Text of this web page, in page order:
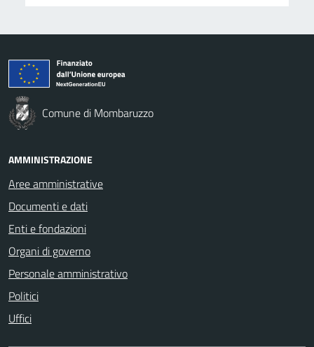
Comune di Mombaruzzo
AMMINISTRAZIONE
Aree amministrative
Documenti e dati
Enti e fondazioni
Organi di governo
Personale amministrativo
Politici
Uffici